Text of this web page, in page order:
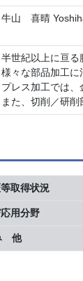
牛山 喜晴
半世紀以上に亘る
様々な部品加工に
プレス加工では、
また、切削／研
取得状況
用分野
他